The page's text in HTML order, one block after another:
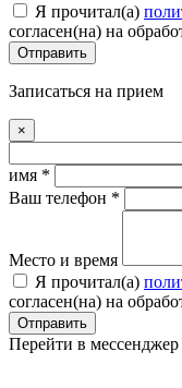
Я прочитал(a)
согласен(на) на
Отправить
Записаться на прием
×
имя *
Ваш телефон *
Место и время
Я прочитал(a)
согласен(на) на
Отправить
Перейти в мессенджер